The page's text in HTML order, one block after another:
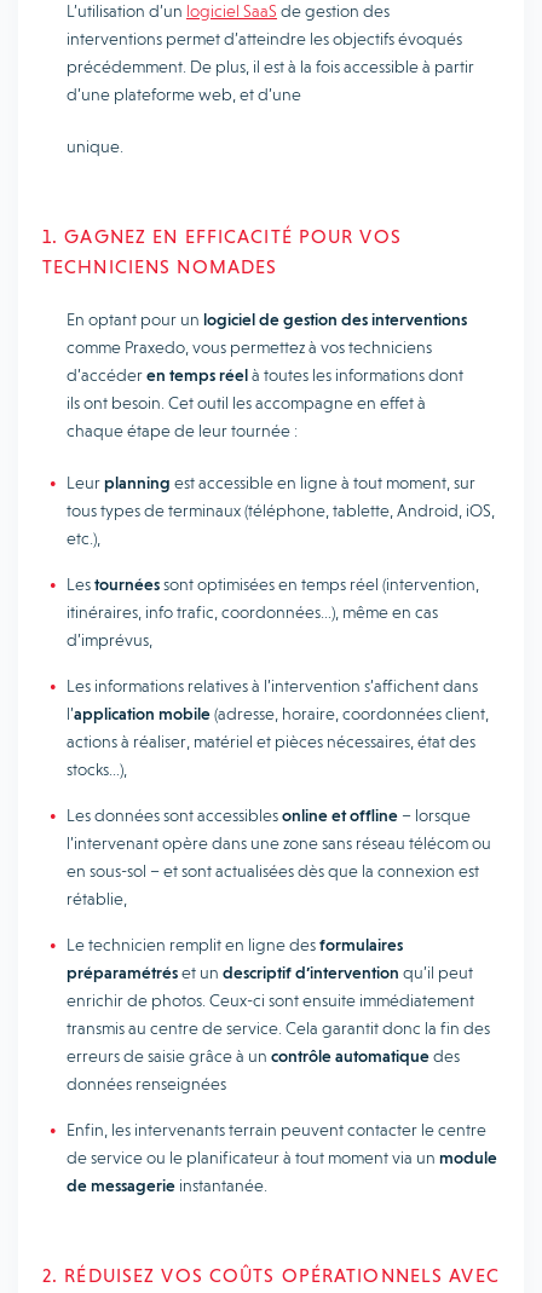
L’utilisation d’un logiciel SaaS de gestion des
interventions permet d’atteindre les objectifs évoqués
précédemment. De plus, il est à la fois accessible à partir
d’une plateforme web, et d’une
unique.
1. GAGNEZ EN EFFICACITÉ POUR VOS
TECHNICIENS NOMADES
En optant pour un logiciel de gestion des interventions
comme Praxedo, vous permettez à vos techniciens
d’accéderen temps réelà toutes les informations dont
ils ont besoin. Cet outil les accompagne en effet à
chaque étape de leur tournée :
Leurplanning est accessible en ligne à tout moment, sur
tous types de terminaux (téléphone, tablette, Android, iOS,
etc.),
Lestournéessont optimisées en temps réel (intervention,
itinéraires, info trafic, coordonnées…), même en cas
d’imprévus,
Les informations relatives à l’intervention s’affichent dans
l’application mobile(adresse, horaire, coordonnées client,
actions à réaliser, matériel et pièces nécessaires, état des
stocks…),
Les données sont accessiblesonline et offline – lorsque
l’intervenant opère dans une zone sans réseau télécom ou
en sous-sol – et sont actualisées dès que la connexion est
rétablie,
Le technicien remplit en ligne desformulaires
préparamétréset un descriptif d’intervention qu’il peut
enrichir de photos. Ceux-ci sont ensuite immédiatement
transmis au centre de service. Cela garantit donc la fin des
erreurs de saisie grâce à un contrôle automatiquedes
données renseignées
Enfin, les intervenants terrain peuvent contacter le centre
de service ou le planificateur à tout moment via un module
de messagerie instantanée.
2. RÉDUISEZ VOS COÛTS OPÉRATIONNELS AVEC